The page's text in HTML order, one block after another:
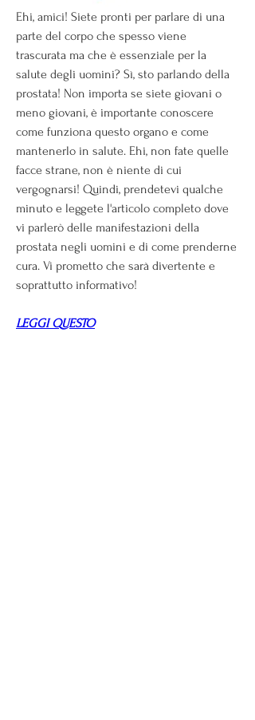
Ehi, amici! Siete pronti per parlare di una
parte del corpo che spesso viene
trascurata ma che è essenziale per la
salute degli uomini? Sì, sto parlando della
prostata! Non importa se siete giovani o
meno giovani, è importante conoscere
come funziona questo organo e come
mantenerlo in salute. Ehi, non fate quelle
facce strane, non è niente di cui
vergognarsi! Quindi, prendetevi qualche
minuto e leggete l'articolo completo dove
vi parlerò delle manifestazioni della
prostata negli uomini e di come prenderne
cura. Vi prometto che sarà divertente e
soprattutto informativo!
LEGGI QUESTO